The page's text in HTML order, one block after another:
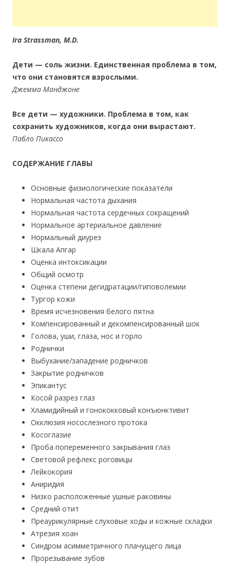
Ira Strassman, M.D.
Дети — соль жизни. Единственная проблема в том,
что они становятся взрослыми.
Джемма Манджоне
Все дети — художники. Проблема в том, как
сохранить художников, когда они вырастают.
Пабло Пикассо
СОДЕРЖАНИЕ ГЛАВЫ
Основные физиологические показатели
Нормальная частота дыхания
Нормальная частота сердечных сокращений
Нормальное артериальное давление
Нормальный диурез
Шкала Апгар
Оценка интоксикации
Общий осмотр
Оценка степени дегидратации/гиповолемии
Тургор кожи
Время исчезновения белого пятна
Компенсированный и декомпенсированный шок
Голова, уши, глаза, нос и горло
Роднички
Выбухание/западение родничков
Закрытие родничков
Эпикантус
Косой разрез глаз
Хламидийный и гонококковый конъюнктивит
Окклюзия носослезного протока
Косоглазие
Проба попеременного закрывания глаз
Световой рефлекс роговицы
Лейкокория
Аниридия
Низко расположенные ушные раковины
Средний отит
Преаурикулярные слуховые ходы и кожные складки
Атрезия хоан
Синдром асимметричного плачущего лица
Прорезывание зубов